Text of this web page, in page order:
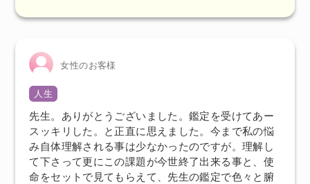
女性のお客様
人生
先生。ありがとうございました。鑑定を受けてあー
スッキリした。と正直に思えました。今まで私の悩
み自体理解される事は少なかったのですが。理解し
て下さって更にこの課題が今世終了出来る事と、使
命をセットで見てもらえて、先生の鑑定で色々と腑